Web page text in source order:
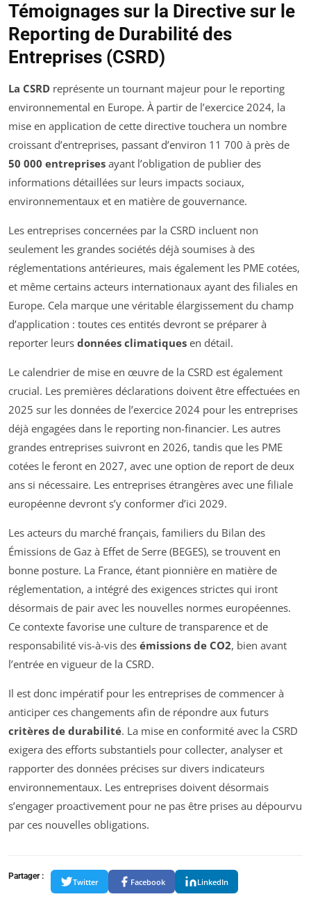
Témoignages sur la Directive sur le
Reporting de Durabilité des
Entreprises (CSRD)
La CSRD représente un tournant majeur pour le reporting
environnemental en Europe. À partir de l’exercice 2024, la
mise en application de cette directive touchera un nombre
croissant d’entreprises, passant d’environ 11 700 à près de
50 000 entreprises ayant l’obligation de publier des
informations détaillées sur leurs impacts sociaux,
environnementaux et en matière de gouvernance.
Les entreprises concernées par la CSRD incluent non
seulement les grandes sociétés déjà soumises à des
réglementations antérieures, mais également les PME cotées,
et même certains acteurs internationaux ayant des filiales en
Europe. Cela marque une véritable élargissement du champ
d’application : toutes ces entités devront se préparer à
reporter leurs données climatiques en détail.
Le calendrier de mise en œuvre de la CSRD est également
crucial. Les premières déclarations doivent être effectuées en
2025 sur les données de l’exercice 2024 pour les entreprises
déjà engagées dans le reporting non-financier. Les autres
grandes entreprises suivront en 2026, tandis que les PME
cotées le feront en 2027, avec une option de report de deux
ans si nécessaire. Les entreprises étrangères avec une filiale
européenne devront s’y conformer d’ici 2029.
Les acteurs du marché français, familiers du Bilan des
Émissions de Gaz à Effet de Serre (BEGES), se trouvent en
bonne posture. La France, étant pionnière en matière de
réglementation, a intégré des exigences strictes qui iront
désormais de pair avec les nouvelles normes européennes.
Ce contexte favorise une culture de transparence et de
responsabilité vis-à-vis des émissions de CO2, bien avant
l’entrée en vigueur de la CSRD.
Il est donc impératif pour les entreprises de commencer à
anticiper ces changements afin de répondre aux futurs
critères de durabilité. La mise en conformité avec la CSRD
exigera des efforts substantiels pour collecter, analyser et
rapporter des données précises sur divers indicateurs
environnementaux. Les entreprises doivent désormais
s’engager proactivement pour ne pas être prises au dépourvu
par ces nouvelles obligations.
Partager :
Twitter Facebook LinkedIn